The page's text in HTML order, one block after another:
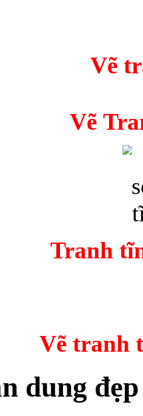
Vẽ
Vẽ
Tranh
Vẽ tranh
dung đẹp